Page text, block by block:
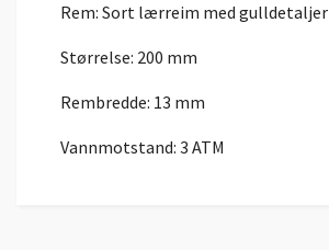
Rem: Sort lærreim med gulldetaljer
Størrelse: 200 mm
Rembredde: 13 mm
Vannmotstand: 3 ATM